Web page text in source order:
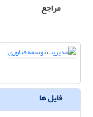
مراجع
فایل ها